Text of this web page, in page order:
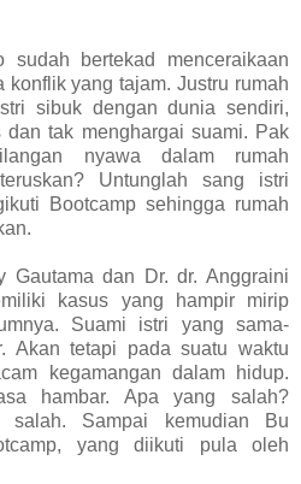
sudah bertekad menceraikaan
konflik yang tajam. Justru rumah
sibuk dengan dunia sendiri,
tak menghargai suami. Pak
nyawa dalam rumah
Untunglah sang istri
Bootcamp sehingga rumah
Gautama dan Dr. dr. Anggraini
kasus yang hampir mirip
Suami istri yang sama-
Akan tetapi pada suatu waktu
kegamangan dalam hidup.
hambar. Apa yang salah?
Sampai kemudian Bu
yang diikuti pula oleh